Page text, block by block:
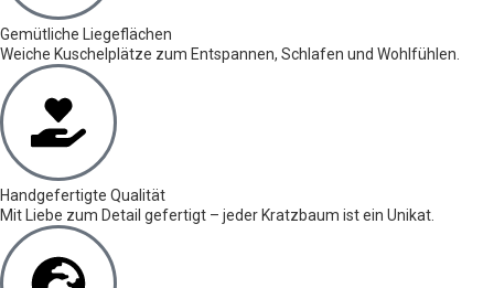
Gemütliche Liegeflächen
Weiche Kuschelplätze zum Entspannen, Schlafen und Wohlfühlen.
Handgefertigte Qualität
Mit Liebe zum Detail gefertigt – jeder Kratzbaum ist ein Unikat.